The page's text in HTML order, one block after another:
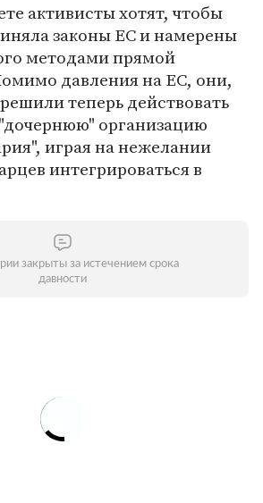
активисты хотят, чтобы
законы ЕС и намерены
методами прямой
давления на ЕС, они,
теперь действовать
организацию
играя на нежелании
интегрироваться в
закрыты за истечением срока
давности